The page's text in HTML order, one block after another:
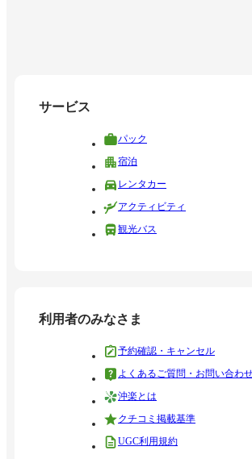
サービス
パック
宿泊
レンタカー
アクティビティ
観光バス
利用者のみなさま
予約確認・キャンセル
よくあるご質問・お問い合わ
沖楽とは
クチコミ掲載基準
UGC利用規約